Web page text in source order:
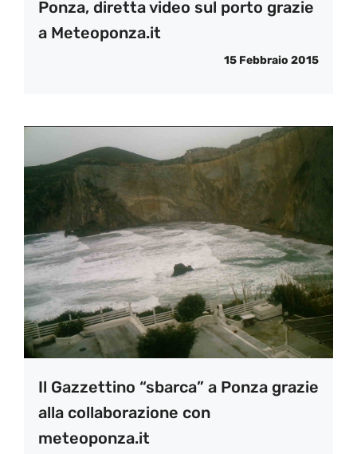
Ponza, diretta video sul porto grazie
a Meteoponza.it
15 Febbraio 2015
Il Gazzettino “sbarca” a Ponza grazie
alla collaborazione con
meteoponza.it